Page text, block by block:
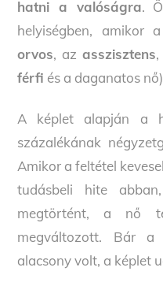
hatni a valóságra.
helyiségben, amikor
orvos, azasszisztens
férfi és a daganatos
A képlet alapján a
százalékának
Amikor a feltétel
tudásbeli hite
megtörtént, a nő
megváltozott. Bár
alacsony volt, a képlet